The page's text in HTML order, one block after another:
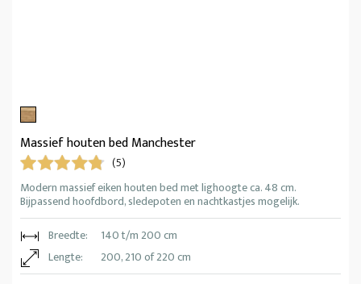
Massief houten bed Manchester
(5)
Modern massief eiken houten bed met lighoogte ca. 48 cm.
Bijpassend hoofdbord, sledepoten en nachtkastjes mogelijk.
Breedte:
140 t/m 200 cm
Lengte:
200, 210 of 220 cm